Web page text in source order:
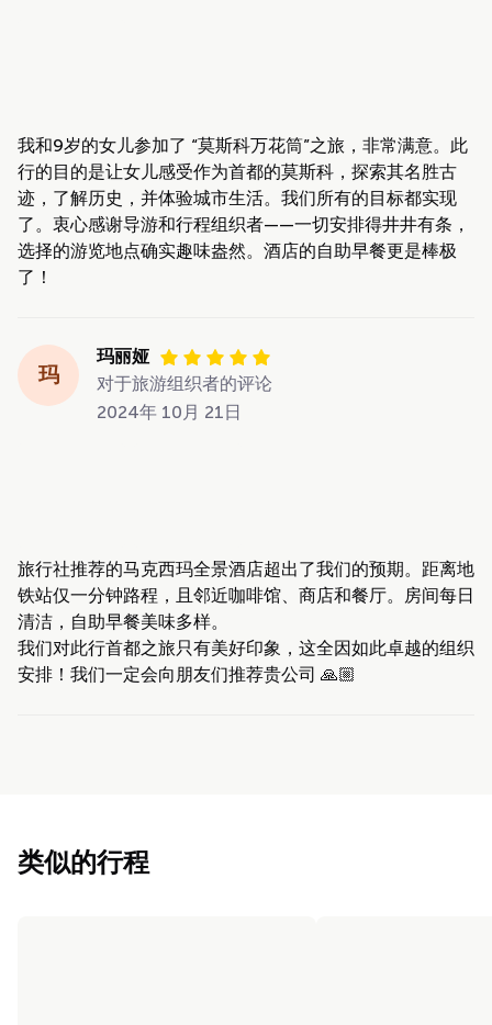
我和9岁的女儿参加了 “莫斯科万花筒”之旅，非常满意。此
行的目的是让女儿感受作为首都的莫斯科，探索其名胜古
迹，了解历史，并体验城市生活。我们所有的目标都实现
了。衷心感谢导游和行程组织者——一切安排得井井有条，
选择的游览地点确实趣味盎然。酒店的自助早餐更是棒极
了！
玛
玛丽娅
对于旅游组织者的评论
2024年 10月 21日
旅行社推荐的马克西玛全景酒店超出了我们的预期。距离地
铁站仅一分钟路程，且邻近咖啡馆、商店和餐厅。房间每日
清洁，自助早餐美味多样。
我们对此行首都之旅只有美好印象，这全因如此卓越的组织
安排！我们一定会向朋友们推荐贵公司 🙏🏼
类似的行程